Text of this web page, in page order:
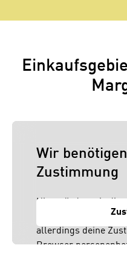
Wir
Zustimmung
Hier würden wir dir
Inhalt anzeigen.
allerdings deine
Browser